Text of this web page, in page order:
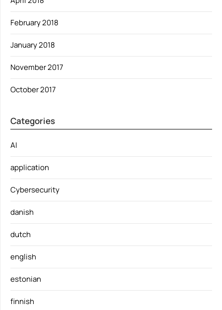
February 2018
January 2018
November 2017
October 2017
Categories
AI
application
Cybersecurity
danish
dutch
english
estonian
finnish